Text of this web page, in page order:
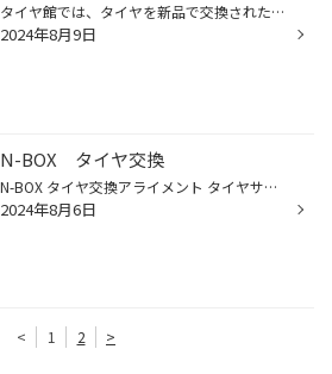
タイヤ館では、タイヤを新品で交換された後に まずは走行距離で100キロ程慣らし走行をしていただいてます。 その後、一度ご来店いただきタイヤの空気圧にバラツキがないかの点検と ナット、ボルトの締め付けのバラツキがないかの確認をさせていただいて おります。 お客様の感想 タイヤ レグノGRVⅡ ...
2024年8月9日
N-BOX タイヤ交換
N-BOX タイヤ交換アライメント タイヤサイズ 155/65R14 タイヤパターン エコピア NH200C タイヤ交換後 タイヤ長持ちの為 アライメント実施しました。 ハンドルセンターズレでした。 いつも駐車するときに、 タイヤ１個から２個分斜めになるそうです。 これからはバッチリですね。
2024年8月6日
< 1 2 >